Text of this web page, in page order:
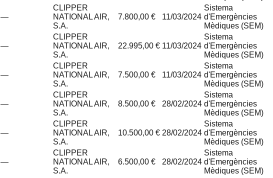
—
CLIPPER
NATIONAL AIR,
S.A.
7.800,00 € 11/03/2024
Sistema
d'Emergències
Mèdiques (SEM)
—
CLIPPER
NATIONAL AIR,
S.A.
22.995,00 € 11/03/2024
Sistema
d'Emergències
Mèdiques (SEM)
—
CLIPPER
NATIONAL AIR,
S.A.
7.500,00 € 11/03/2024
Sistema
d'Emergències
Mèdiques (SEM)
—
CLIPPER
NATIONAL AIR,
S.A.
8.500,00 € 28/02/2024
Sistema
d'Emergències
Mèdiques (SEM)
—
CLIPPER
NATIONAL AIR,
S.A.
10.500,00 € 28/02/2024
Sistema
d'Emergències
Mèdiques (SEM)
—
CLIPPER
NATIONAL AIR,
S.A.
6.500,00 € 28/02/2024
Sistema
d'Emergències
Mèdiques (SEM)